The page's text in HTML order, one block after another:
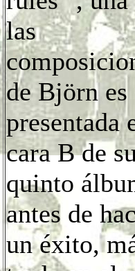
las
de Björn es
presentada
cara B de
quinto
antes de
un éxito,